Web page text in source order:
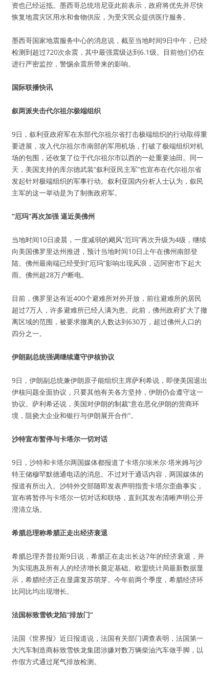
资也已经运抵。墨西哥总统培尼亚此前表示，政府将优先并尽快
恢复地震灾区用水和食物供应，为受灾民众提供医疗服务。
墨西哥国家地震服务中心的消息说，截至当地时间9日中午，已经
检测到超过720次余震，其中最强震级达到6.1级。目前他们仍在
进行严密监控，警惕余震所带来的影响。
国际联播快讯
叙两派夹击代尔祖尔极端组织
9日，叙利亚政府军在东部代尔祖尔省打击极端组织的行动取得重
要进展，攻入代尔祖尔市南部的军用机场，打破了极端组织对机
场的包围，还收复了位于代尔祖尔市以西的一处重要油田。同一
天，美国支持的库尔德武装“叙利亚民主军”也宣布在代尔祖尔省
发起针对极端组织的军事行动。叙利亚国内分析人士认为，叙民
主军的这一举动是为了制衡政府军。
“厄玛”再次加强 逼近美佛州
当地时间10日凌晨，一度减弱的飓风“厄玛”再次升级为4级，继续
向美国佛罗里达州推进，预计当地时间10日上午在佛州南部登
陆。佛州最南端已经受到“厄玛”影响出现风浪，迈阿密市下起大
雨。佛州超28万户断电。
目前，佛罗里达有近400个避难所对外开放，前往避难所的居民
超过7万人，许多避难所已经人满为患。此前，佛州政府扩大了撤
离区域的范围，被要求撤离的人数达到630万，超过佛州人口的
四分之一。
伊朗副总统强调继续遵守伊核协议
9日，伊朗副总统兼伊朗原子能组织主席萨利希说，即便美国退出
伊核问题全面协议，只要其他有关各方坚持，伊朗仍会遵守这一
协议。萨利希还说，美国对伊朗的制裁“意在恶化伊朗的营商环
境，阻挠大企业和银行与伊朗展开合作”。
沙特宣布暂停与卡塔尔一切对话
9日，沙特和卡塔尔两国媒体都报道了卡塔尔埃米尔·塔米姆与沙
特王储穆罕默德通电话的消息。不过对于通话内容，两国媒体的
报道有所出入。沙特外交部随即发表声明指责卡塔尔歪曲事实，
宣布将暂停与卡塔尔一切对话和联络，直到其发布清晰声明公开
澄清立场。
希腊总理称希腊正走出经济衰退
希腊总理齐普拉斯9日说，希腊正在走出长达7年的经济衰退，并
为实现惠及所有人的经济增长奠定基础。欧盟统计局最新数据显
示，希腊经济正在显露复苏萌芽。今年前两个季度，希腊经济环
比同比均出现增长。
法国标致雪铁龙陷“排放门”
法国《世界报》近日报道说，法国有关部门调查表明，法国第一
大汽车制造商标致雪铁龙集团涉嫌对数万辆柴油汽车做手脚，以
作假方式通过尾气排放检测。